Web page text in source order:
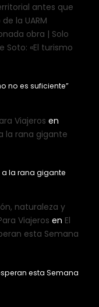
antes que
la UARM
obra | Solo
Soto: «El turismo
no es suficiente”
Viajeros en
la rana gigante
a la rana gigante
naturaleza y
Viajeros en El
esta Semana
esta Semana